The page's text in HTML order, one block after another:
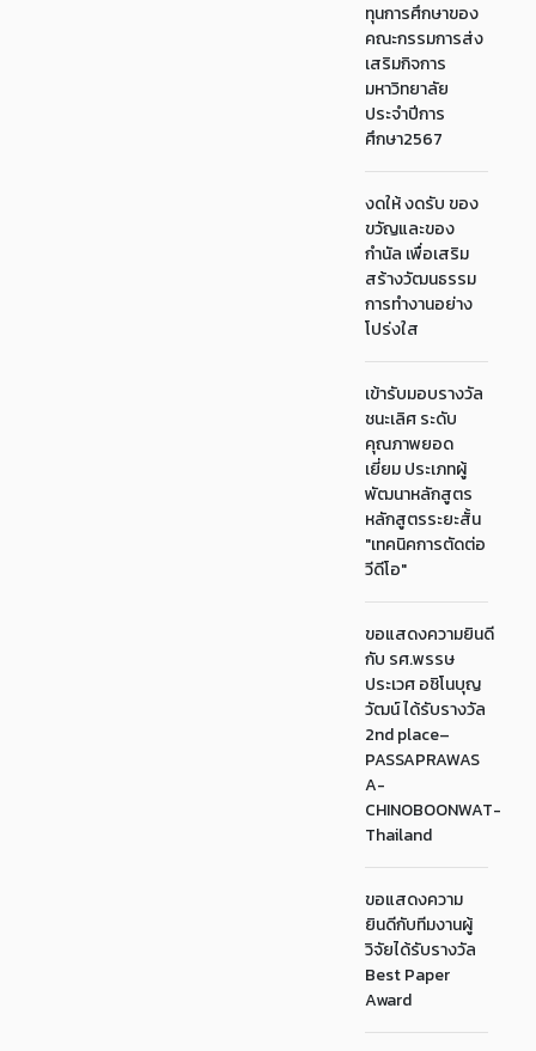
ทุนการศึกษาของ
คณะกรรมการส่ง
เสริมกิจการ
มหาวิทยาลัย
ประจำปีการ
ศึกษา2567
งดให้ งดรับ ของ
ขวัญและของ
กำนัล เพื่อเสริม
สร้างวัฒนธรรม
การทำงานอย่าง
โปร่งใส
เข้ารับมอบรางวัล
ชนะเลิศ ระดับ
คุณภาพยอด
เยี่ยม ประเภทผู้
พัฒนาหลักสูตร
หลักสูตรระยะสั้น
"เทคนิคการตัดต่อ
วีดีโอ"
ขอแสดงความยินดี
กับ รศ.พรรษ
ประเวศ อชิโนบุญ
วัฒน์ ได้รับรางวัล
2nd place–
PASSAPRAWAS
A-
CHINOBOONWAT-
Thailand
ขอแสดงความ
ยินดีกับทีมงานผู้
วิจัยได้รับรางวัล
Best Paper
Award